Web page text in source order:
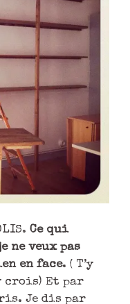
Ce qui
ne veux pas
en face. ( T’y
crois) Et par
Je dis par